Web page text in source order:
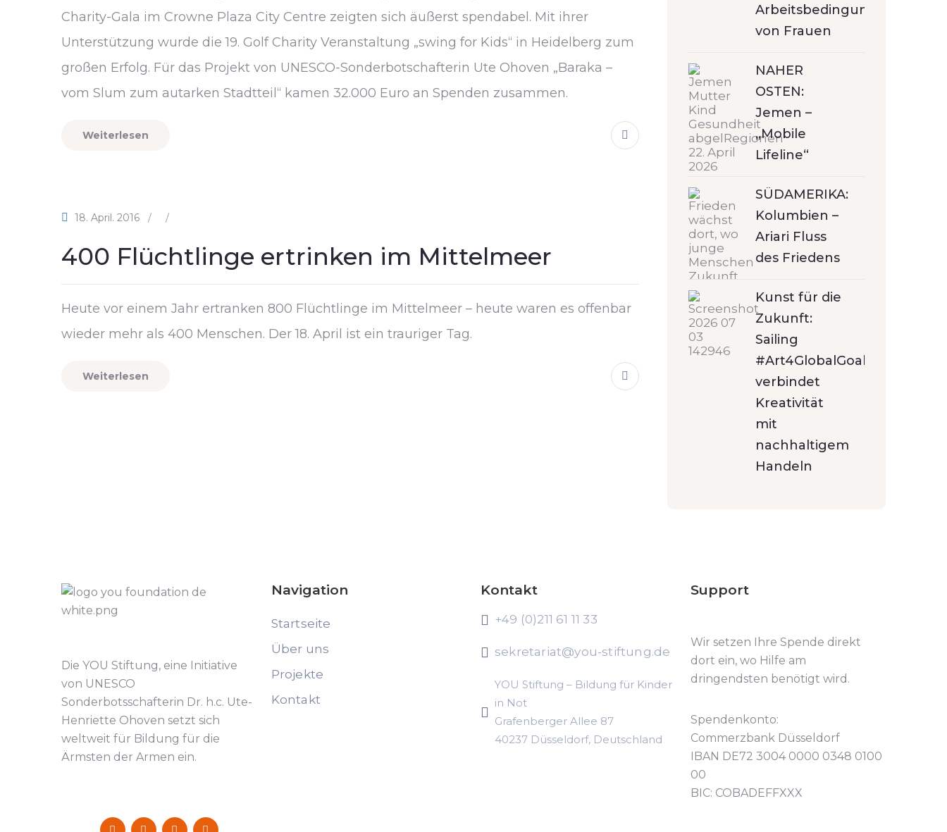
Charity-Gala im Crowne Plaza City Centre zeigten sich äußerst spendabel. Mit ihrer
Unterstützung wurde die 19. Golf Charity Veranstaltung „swing for Kids“ in Heidelberg zum
großen Erfolg. Für das Projekt von UNESCO-Sonderbotschafterin Ute Ohoven „Baraka –
vom Slum zum autarken Stadtteil“ kamen 32.000 Euro an Spenden zusammen.
Weiterlesen
18. April. 2016 / /
400 Flüchtlinge ertrinken im Mittelmeer
Heute vor einem Jahr ertranken 800 Flüchtlinge im Mittelmeer – heute waren es offenbar
wieder mehr als 400 Menschen. Der 18. April ist ein trauriger Tag.
Weiterlesen
Arbeitsbedingungen
von Frauen
NAHER
OSTEN:
Jemen –
„Mobile
Lifeline“
SÜDAMERIKA:
Kolumbien –
Ariari Fluss
des Friedens
Kunst für die
Zukunft:
Sailing
#Art4GlobalGoals
verbindet
Kreativität
mit
nachhaltigem
Handeln
Die YOU Stiftung, eine Initiative
von UNESCO
Sonderbotsschafterin Dr. h.c. Ute-
Henriette Ohoven setzt sich
weltweit für Bildung für die
Ärmsten der Armen ein.
Navigation
Startseite
Über uns
Projekte
Kontakt
Kontakt
+49 (0)211 61 11 33
sekretariat@you-stiftung.de
YOU Stiftung – Bildung für Kinder
in Not
Grafenberger Allee 87
40237 Düsseldorf, Deutschland
Support
Wir setzen Ihre Spende direkt
dort ein, wo Hilfe am
dringendsten benötigt wird.
Spendenkonto:
Commerzbank Düsseldorf
IBAN DE72 3004 0000 0348 0100
00
BIC: COBADEFFXXX